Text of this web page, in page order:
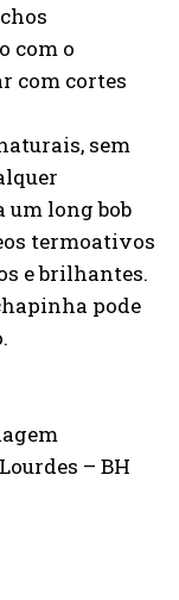
com o
com cortes
sem
um long bob
termoativos
e brilhantes.
pode
– BH